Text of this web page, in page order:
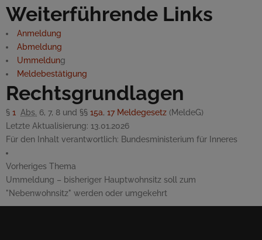
Weiterführende Links
Anmeldung
Abmeldung
Ummeldung
Meldebestätigung
Rechtsgrundlagen
§ 1 Abs. 6, 7, 8 und §§ 15a, 17 Meldegesetz (MeldeG)
Letzte Aktualisierung: 13.01.2026
Für den Inhalt verantwortlich: Bundesministerium für Inneres
Vorheriges Thema
Ummeldung – bisheriger Hauptwohnsitz soll zum
"Nebenwohnsitz" werden oder umgekehrt